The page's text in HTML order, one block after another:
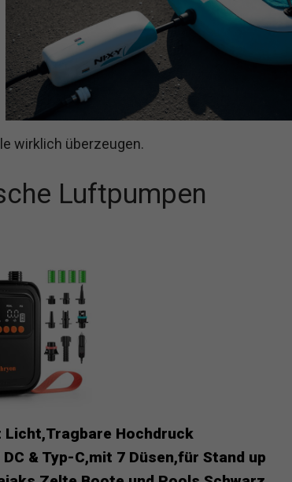
wirklich überzeugen.
Luftpumpen
Licht,Tragbare Hochdruck
& Typ-C,mit 7 Düsen,für Stand up